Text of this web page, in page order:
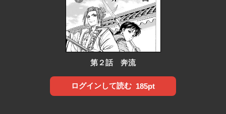
第２話 奔流
ログインして読む 185pt